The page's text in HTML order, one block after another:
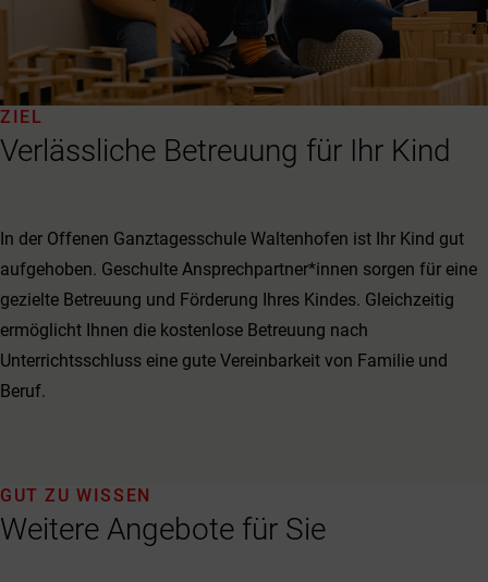
Verlässliche Betreuung für Ihr Kind
ZIEL
In der Offenen Ganztagesschule Waltenhofen ist Ihr Kind gut
aufgehoben. Geschulte Ansprechpartner*innen sorgen für eine
gezielte Betreuung und Förderung Ihres Kindes. Gleichzeitig
ermöglicht Ihnen die kostenlose Betreuung nach
Unterrichtsschluss eine gute Vereinbarkeit von Familie und
Beruf.
Weitere Angebote für Sie
GUT ZU WISSEN